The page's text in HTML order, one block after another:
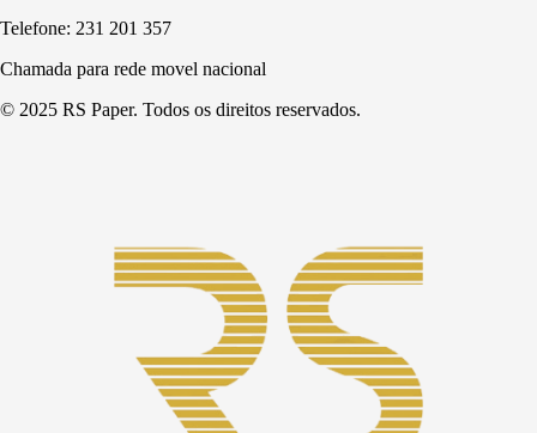
Telefone: 231 201 357
Chamada para rede movel nacional
© 2025 RS Paper. Todos os direitos reservados.